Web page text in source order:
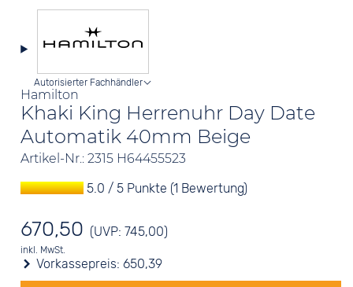
Hamilton
Khaki King Herrenuhr Day Date
Automatik 40mm Beige
Artikel-Nr.: 2315 H64455523
Autorisierter Fachhändler
5.0 / 5 Punkte (1 Bewertung)
670,50 (UVP: 745,00)
inkl. MwSt.
Vorkassepreis: 650,39